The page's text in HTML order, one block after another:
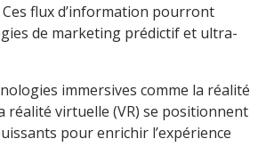
flux d’information pourront
de marketing prédictif et ultra-
immersives comme la réalité
réalité virtuelle (VR) se positionnent
pour enrichir l’expérience